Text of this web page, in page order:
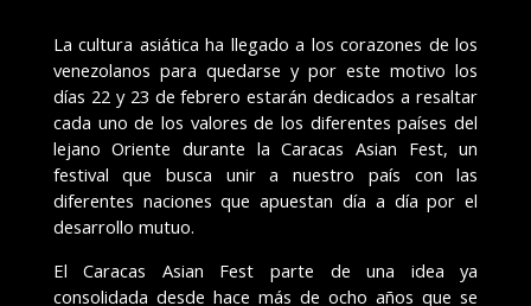
La cultura asiática ha llegado a los corazones de los
venezolanos para quedarse y por este motivo los
días 22 y 23 de febrero estarán dedicados a resaltar
cada uno de los valores de los diferentes países del
lejano Oriente durante la Caracas Asian Fest, un
festival que busca unir a nuestro país con las
diferentes naciones que apuestan día a día por el
desarrollo mutuo.
El Caracas Asian Fest parte de una idea ya
consolidada desde hace más de ocho años que se